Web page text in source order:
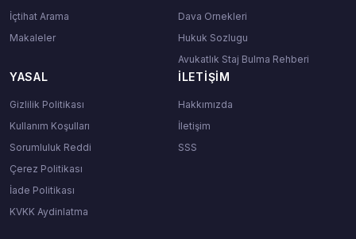
İçtihat Arama
Makaleler
Dava Ornekleri
Hukuk Sozlugu
Avukatlık Staj Bulma Rehberi
YASAL
Gizlilik Politikası
Kullanım Koşulları
Sorumluluk Reddi
Çerez Politikası
İade Politikası
KVKK Aydinlatma
İLETIŞIM
Hakkımızda
İletişim
SSS